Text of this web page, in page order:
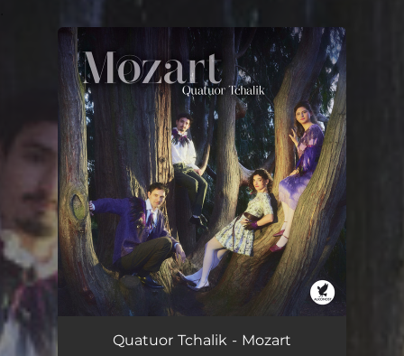
You're all set!
Quatuor Tchalik - Mozart